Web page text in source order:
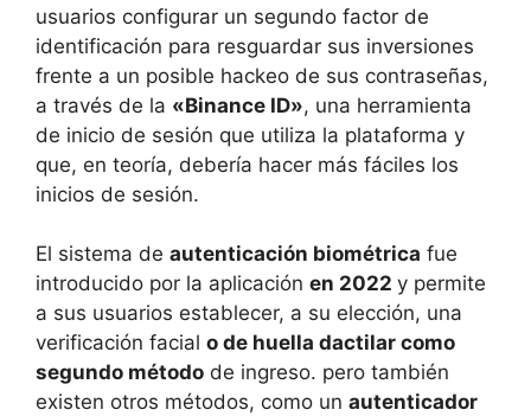
usuarios configurar un segundo factor de
identificación para resguardar sus inversiones
frente a un posible hackeo de sus contraseñas,
a través de la «Binance ID», una herramienta
de inicio de sesión que utiliza la plataforma y
que, en teoría, debería hacer más fáciles los
inicios de sesión.
El sistema de autenticación biométrica fue
introducido por la aplicación en 2022 y permite
a sus usuarios establecer, a su elección, una
verificación facial o de huella dactilar como
segundo método de ingreso. pero también
existen otros métodos, como un autenticador